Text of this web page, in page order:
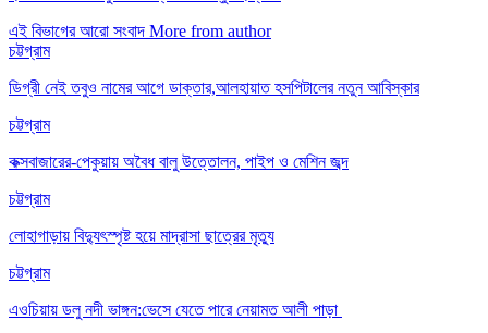
এই বিভাগের আরো সংবাদ More from author
চট্টগ্রাম
ডিগ্রী নেই তবুও নামের আগে ডাক্তার,আলহায়াত হসপিটালের নতুন আবিস্কার
চট্টগ্রাম
কক্সবাজারের-পেকুয়ায় অবৈধ বালু উত্তোলন, পাইপ ও মেশিন জব্দ
চট্টগ্রাম
লোহাগাড়ায় বিদ্যুৎস্পৃষ্ট হয়ে মাদ্রাসা ছাত্রের মৃত্যু
চট্টগ্রাম
এওচিয়ায় ডলু নদী ভাঙ্গন:ভেসে যেতে পারে নেয়ামত আলী পাড়া